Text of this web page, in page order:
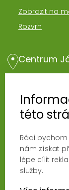
Zobrazit na
Rozvrh
Centrum
Hořínecká
Zobrazit na
Rozvrh
Novinky
Fyzio klinika
Podmínky
Ochrana
této
Rádi
nám získat
lépe cílit
služby.